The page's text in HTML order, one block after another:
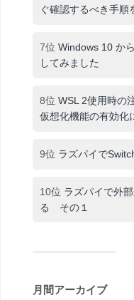
ぐ確認するべき手順
7位 Windows 10 か
してみました
8位 WSL 2使用時の
仮想化機能の有効化
9位 ラズパイで
10位 ラズパイで外
る その１
月間アーカイブ